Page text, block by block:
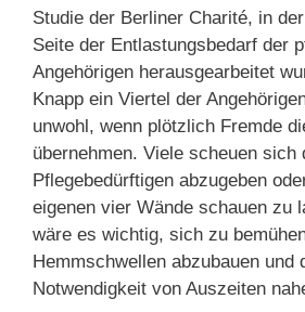
Studie der Berliner Charité, in
Seite der Entlastungsbedarf der
Angehörigen herausgearbeitet
Knapp ein Viertel der
unwohl, wenn plötzlich Fremde
übernehmen. Viele scheuen sich
Pflegebedürftigen abzugeben
eigenen vier Wände schauen zu
wäre es wichtig, sich zu
Hemmschwellen abzubauen und
Notwendigkeit von Auszeiten